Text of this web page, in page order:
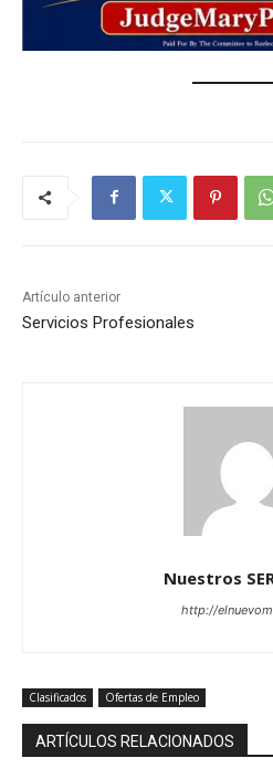
Artículo anterior
Servicios Profesionales
Nuestros
http://
Clasificados Ofertas de Empleo
ARTÍCULOS RELACIONADOS